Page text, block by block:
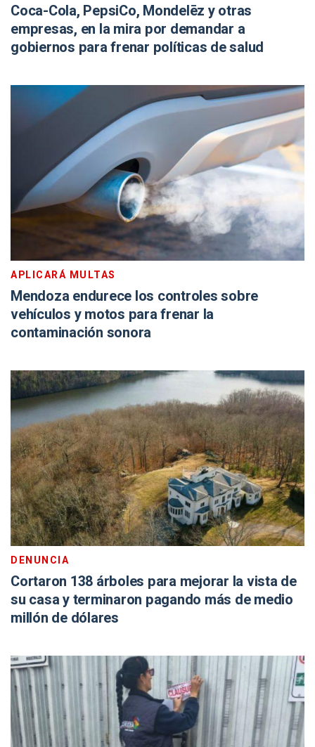
Coca-Cola, PepsiCo, Mondelēz y otras
empresas, en la mira por demandar a
gobiernos para frenar políticas de salud
APLICARÁ MULTAS
Mendoza endurece los controles sobre
vehículos y motos para frenar la
contaminación sonora
DENUNCIA
Cortaron 138 árboles para mejorar la vista de
su casa y terminaron pagando más de medio
millón de dólares